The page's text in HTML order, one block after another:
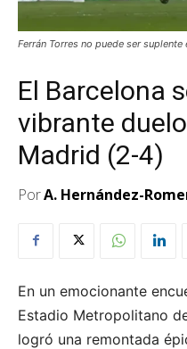
Ferrán Torres no puede ser
El Barcelona
vibrante
Madrid (2-4)
PorA. Hernández-
En un emocionante
Estadio Metropolitano
logró una remontada